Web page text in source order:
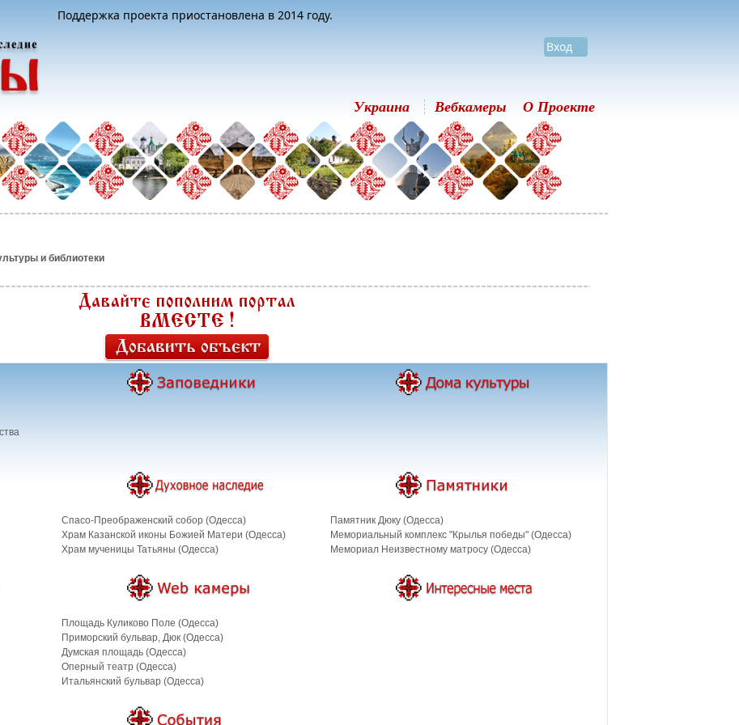
Поддержка проекта приостановлена в 2014 году.
Вход
Украина Вебкамеры О Проекте
и библиотеки
Спасо-Преображенский собор (Одесса)
Храм Казанской иконы Божией Матери (Одесса)
Храм мученицы Татьяны (Одесса)
Памятник Дюку (Одесса)
Мемориальный комплекс "Крылья победы" (Одесса)
Мемориал Неизвестному матросу (Одесса)
Площадь Куликово Поле (Одесса)
Приморский бульвар, Дюк (Одесса)
Думская площадь (Одесса)
Оперный театр (Одесса)
Итальянский бульвар (Одесса)